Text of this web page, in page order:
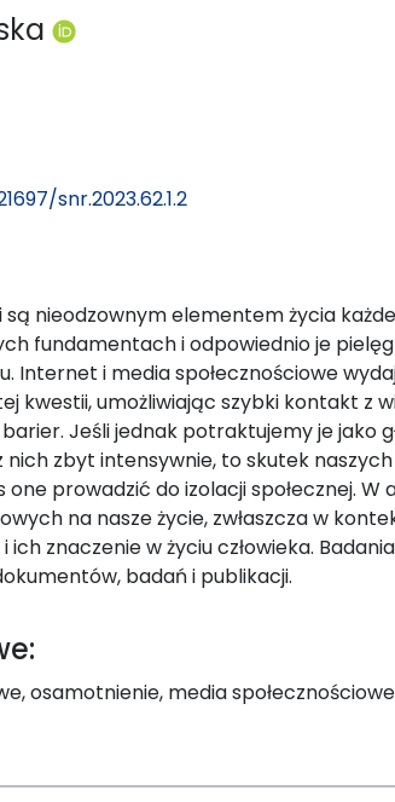
snr.2023.62.1.2
są nieodzownym elementem życia
fundamentach i odpowiednio je
Internet i media społecznościowe
kwestii, umożliwiając szybki kontakt z
Jeśli jednak potraktujemy je jako
zbyt intensywnie, to skutek naszych
prowadzić do izolacji społecznej. W
na nasze życie, zwłaszcza w
ich znaczenie w życiu człowieka.
badań i publikacji.
osamotnienie, media